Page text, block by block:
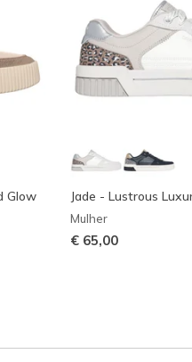
Glow Jade - Lustrous
Mulher
€ 65,00